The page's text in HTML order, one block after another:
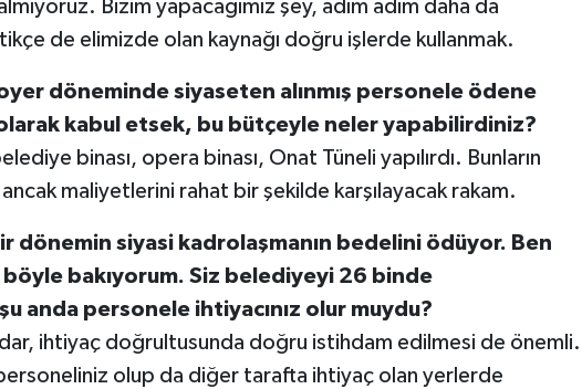
Bizim yapacağımız şey, adım adım daha da
de elimizde olan kaynağı doğru işlerde kullanmak.
döneminde siyaseten alınmış personele ödene
olarak kabul etsek, bu bütçeyle neler yapabilirdiniz?
binası, opera binası, Onat Tüneli yapılırdı. Bunların
maliyetlerini rahat bir şekilde karşılayacak rakam.
dönemin siyasi kadrolaşmanın bedelini ödüyor. Ben
bakıyorum. Siz belediyeyi 26 binde
anda personele ihtiyacınız olur muydu?
ihtiyaç doğrultusunda doğru istihdam edilmesi de önemli.
olup da diğer tarafta ihtiyaç olan yerlerde